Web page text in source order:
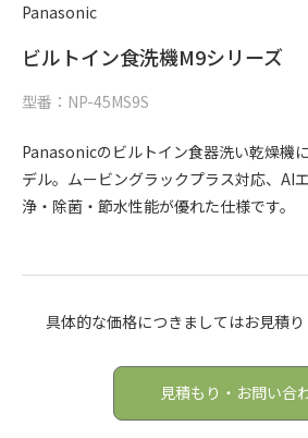
Panasonic
ビルトイン食洗機M9シリーズ
型番：NP-45MS9S
Panasonicのビルトイン食器洗い乾燥機
デル。ムービングラックプラス対応、AI
浄・除菌・節水性能が優れた仕様です。
具体的な価格につきましてはお見積
見積もり・お問い合